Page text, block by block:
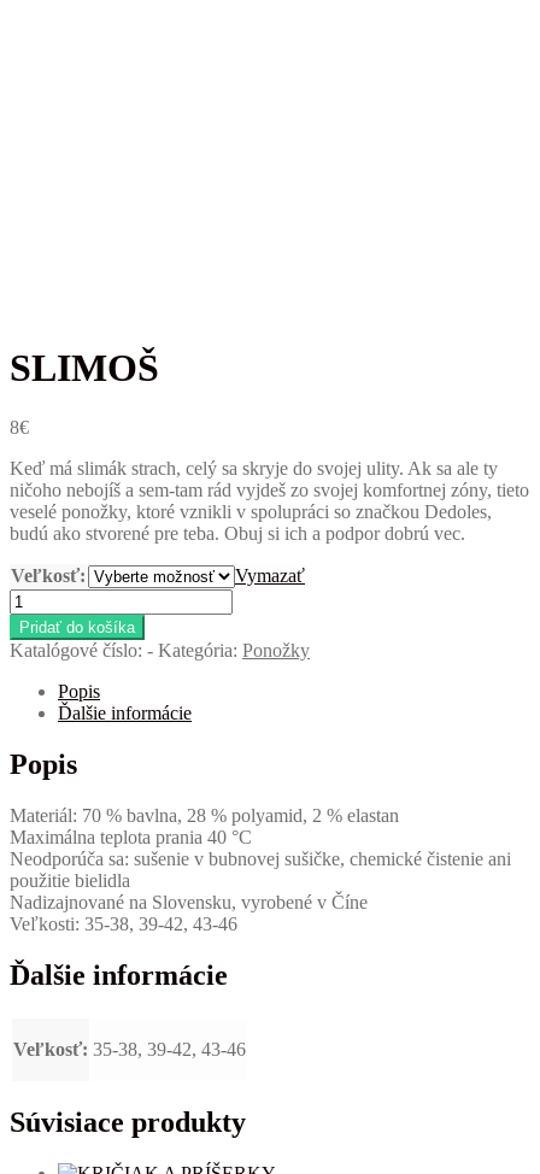
SLIMOŠ
8€
Keď má slimák strach, celý sa skryje do svojej ulity. Ak sa ale ty
ničoho nebojíš a sem-tam rád vyjdeš zo svojej komfortnej zóny, tieto
veselé ponožky, ktoré vznikli v spolupráci so značkou Dedoles,
budú ako stvorené pre teba. Obuj si ich a podpor dobrú vec.
Veľkosť:
Vymazať
množstvo
SLIMOŠ
Pridať do košíka
Katalógové číslo: - Kategória: Ponožky
Popis
Ďalšie informácie
Popis
Materiál: 70 % bavlna, 28 % polyamid, 2 % elastan
Maximálna teplota prania 40 °C
Neodporúča sa: sušenie v bubnovej sušičke, chemické čistenie ani
použitie bielidla
Nadizajnované na Slovensku, vyrobené v Číne
Veľkosti: 35-38, 39-42, 43-46
Ďalšie informácie
Veľkosť: 35-38, 39-42, 43-46
Súvisiace produkty